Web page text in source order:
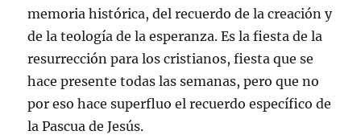
memoria histórica, del recuerdo de la creación y
de la teología de la esperanza. Es la fiesta de la
resurrección para los cristianos, fiesta que se
hace presente todas las semanas, pero que no
por eso hace superfluo el recuerdo específico de
la Pascua de Jesús.